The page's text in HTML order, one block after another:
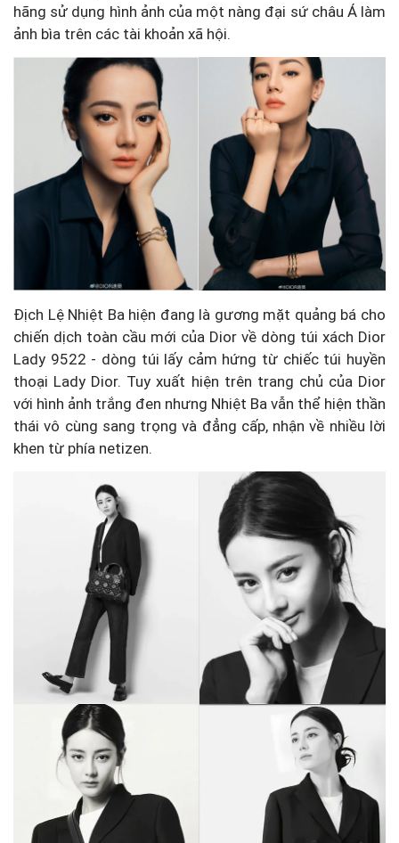
hãng sử dụng hình ảnh của một nàng đại sứ châu Á làm
ảnh bìa trên các tài khoản xã hội.
Địch Lệ Nhiệt Ba hiện đang là gương mặt quảng bá cho
chiến dịch toàn cầu mới của Dior về dòng túi xách Dior
Lady 9522 - dòng túi lấy cảm hứng từ chiếc túi huyền
thoại Lady Dior. Tuy xuất hiện trên trang chủ của Dior
với hình ảnh trắng đen nhưng Nhiệt Ba vẫn thể hiện thần
thái vô cùng sang trọng và đẳng cấp, nhận về nhiều lời
khen từ phía netizen.